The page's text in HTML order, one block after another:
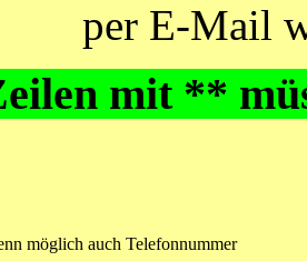
per E-Mail
mit **
möglich auch Telefonnummer